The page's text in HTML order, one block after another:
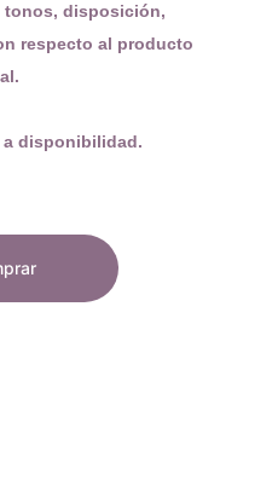
tonos, disposición,
respecto al producto
disponibilidad.